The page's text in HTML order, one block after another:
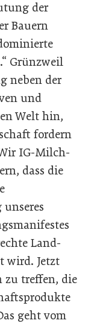
der
Bauern
Grünzweil
neben der
und
Welt hin,
fordern
IG-Milch-
dass die
Land-
wird. Jetzt
zu treffen, die
geht vom